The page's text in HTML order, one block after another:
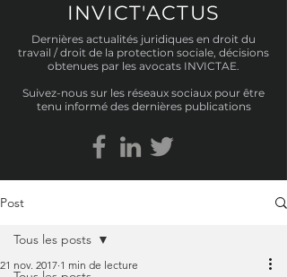
INVICT'ACTUS
Dernières actualités juridiques en droit du
travail / droit de la protection sociale, décisions
obtenues par les avocats INVICTAE.
Suivez-nous sur les réseaux sociaux pour être
tenu informé des dernières publications
Post
Tous les posts
21 nov. 2017 1 min de lecture